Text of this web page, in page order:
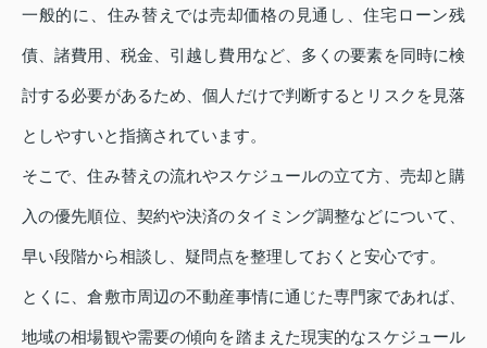
一般的に、住み替えでは売却価格の見通し、住宅ローン残
債、諸費用、税金、引越し費用など、多くの要素を同時に検
討する必要があるため、個人だけで判断するとリスクを見落
としやすいと指摘されています。
そこで、住み替えの流れやスケジュールの立て方、売却と購
入の優先順位、契約や決済のタイミング調整などについて、
早い段階から相談し、疑問点を整理しておくと安心です。
とくに、倉敷市周辺の不動産事情に通じた専門家であれば、
地域の相場観や需要の傾向を踏まえた現実的なスケジュール